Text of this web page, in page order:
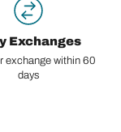
Exchanges
exchange within 60
days